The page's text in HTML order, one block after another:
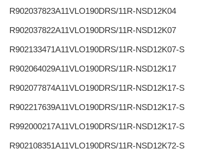
R902037823A11VLO190DRS/11R-NSD12K04
R902037822A11VLO190DRS/11R-NSD12K07
R902133471A11VLO190DRS/11R-NSD12K07-S
R902064029A11VLO190DRS/11R-NSD12K17
R902077874A11VLO190DRS/11R-NSD12K17-S
R902217639A11VLO190DRS/11R-NSD12K17-S
R992000217A11VLO190DRS/11R-NSD12K17-S
R902108351A11VLO190DRS/11R-NSD12K72-S